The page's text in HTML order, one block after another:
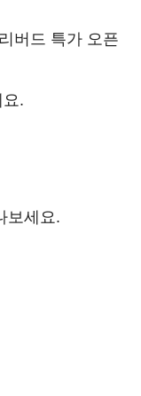
버드 특가 오픈
.
보세요.